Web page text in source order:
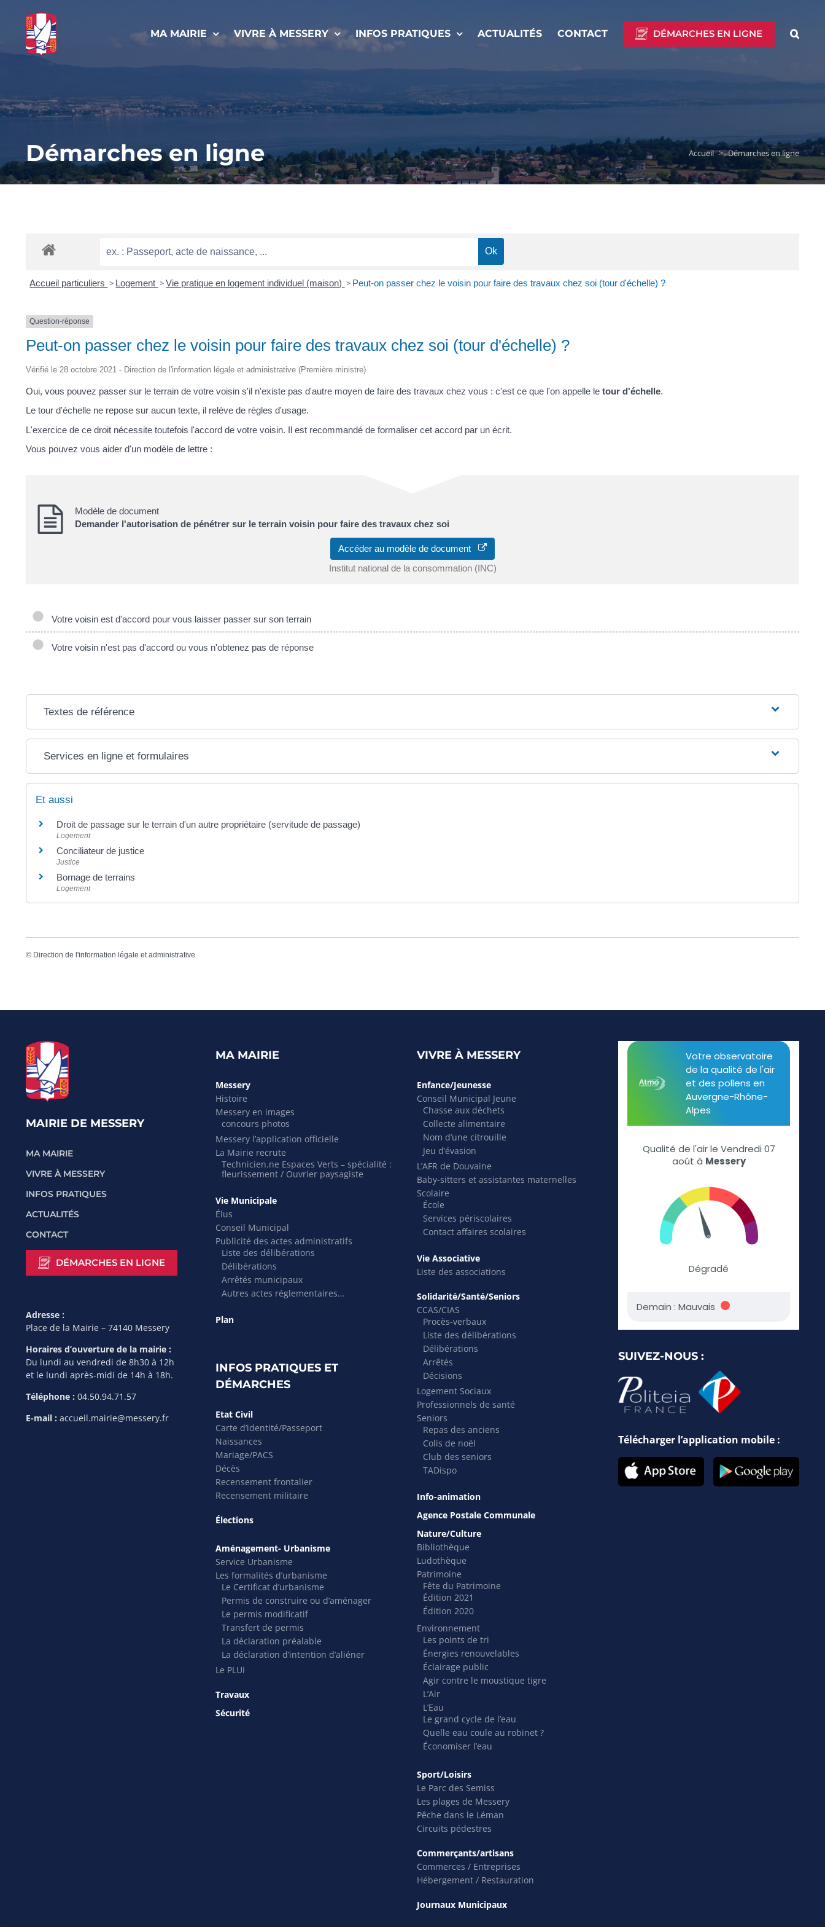
contenu
MA MAIRIE VIVRE À MESSERY INFOS PRATIQUES ACTUALITÉS CONTACT DÉMARCHES EN LIGNE
Démarches en ligne Accueil > Démarches en ligne
Accueil particuliers > Logement > Vie pratique en logement individuel (maison) > Peut-on passer chez le voisin pour faire des travaux chez soi (tour d'échelle) ?
Question-réponse
Peut-on passer chez le voisin pour faire des travaux chez soi (tour d'échelle) ?
Vérifié le 28 octobre 2021 - Direction de l'information légale et administrative (Première ministre)
Oui, vous pouvez passer sur le terrain de votre voisin s'il n'existe pas d'autre moyen de faire des travaux chez vous : c'est ce que l'on appelle le tour d'échelle.
Le tour d'échelle ne repose sur aucun texte, il relève de règles d'usage.
L'exercice de ce droit nécessite toutefois l'accord de votre voisin. Il est recommandé de formaliser cet accord par un écrit.
Vous pouvez vous aider d'un modèle de lettre :
Modèle de document
Demander l'autorisation de pénétrer sur le terrain voisin pour faire des travaux chez soi
Accéder au modèle de document
Institut national de la consommation (INC)
Votre voisin est d'accord pour vous laisser passer sur son terrain
Votre voisin n'est pas d'accord ou vous n'obtenez pas de réponse
Textes de référence
Services en ligne et formulaires
Et aussi
Droit de passage sur le terrain d'un autre propriétaire (servitude de passage)
Logement
Conciliateur de justice
Justice
Bornage de terrains
Logement
© Direction de l'information légale et administrative
MAIRIE DE MESSERY
MA MAIRIE
VIVRE À MESSERY
INFOS PRATIQUES
ACTUALITÉS
CONTACT
DÉMARCHES EN LIGNE
Adresse :
Place de la Mairie – 74140 Messery
Horaires d’ouverture de la mairie :
Du lundi au vendredi de 8h30 à 12h
et le lundi après-midi de 14h à 18h.
Téléphone : 04.50.94.71.57
E-mail : accueil.mairie@messery.fr
MA MAIRIE
Messery
Histoire
Messery en images
concours photos
Messery l’application officielle
La Mairie recrute
Technicien.ne Espaces Verts – spécialité :
fleurissement / Ouvrier paysagiste
Vie Municipale
Élus
Conseil Municipal
Publicité des actes administratifs
Liste des délibérations
Délibérations
Arrêtés municipaux
Autres actes réglementaires…
Plan
INFOS PRATIQUES ET
DÉMARCHES
Etat Civil
Carte d’identité/Passeport
Naissances
Mariage/PACS
Décès
Recensement frontalier
Recensement militaire
Élections
Aménagement- Urbanisme
Service Urbanisme
Les formalités d’urbanisme
Le Certificat d’urbanisme
Permis de construire ou d’aménager
Le permis modificatif
Transfert de permis
La déclaration préalable
La déclaration d’intention d’aliéner
Le PLUi
Travaux
Sécurité
VIVRE À MESSERY
Enfance/Jeunesse
Conseil Municipal Jeune
Chasse aux déchets
Collecte alimentaire
Nom d’une citrouille
Jeu d’évasion
L’AFR de Douvaine
Baby-sitters et assistantes maternelles
Scolaire
École
Services périscolaires
Contact affaires scolaires
Vie Associative
Liste des associations
Solidarité/Santé/Seniors
CCAS/CIAS
Procès-verbaux
Liste des délibérations
Délibérations
Arrêtés
Décisions
Logement Sociaux
Professionnels de santé
Seniors
Repas des anciens
Colis de noël
Club des seniors
TADispo
Info-animation
Agence Postale Communale
Nature/Culture
Bibliothèque
Ludothèque
Patrimoine
Fête du Patrimoine
Édition 2021
Édition 2020
Environnement
Les points de tri
Énergies renouvelables
Éclairage public
Agir contre le moustique tigre
L’Air
L’Eau
Le grand cycle de l’eau
Quelle eau coule au robinet ?
Économiser l’eau
Sport/Loisirs
Le Parc des Semiss
Les plages de Messery
Pêche dans le Léman
Circuits pédestres
Commerçants/artisans
Commerces / Entreprises
Hébergement / Restauration
Journaux Municipaux
SUIVEZ-NOUS :
Télécharger l’application mobile :